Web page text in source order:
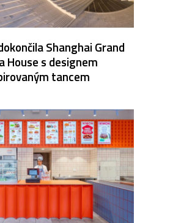
Shanghai Grand
House s designem
tancem